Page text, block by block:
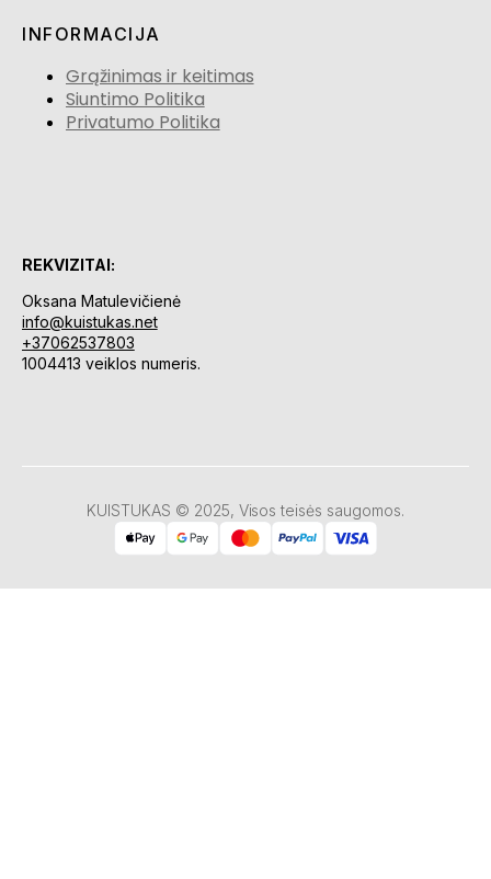
INFORMACIJA
Grąžinimas ir keitimas
Siuntimo Politika
Privatumo Politika
REKVIZITAI:
Oksana Matulevičienė
info@kuistukas.net
+37062537803
1004413 veiklos numeris.
KUISTUKAS © 2025, Visos teisės saugomos.